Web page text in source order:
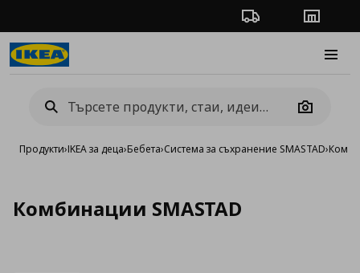
Проследяване на
Camera
Продукти›IKEA за деца›Бебета›Система за съхранение SMASTAD›
Комбинации SMASTAD